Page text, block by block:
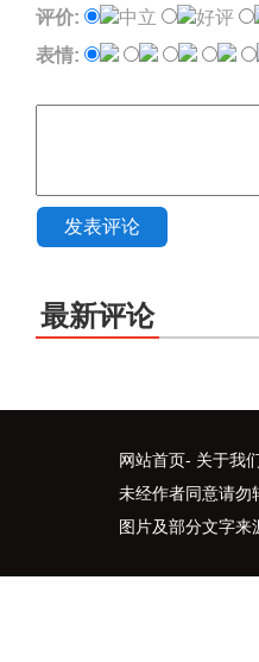
评价:
中立 好评
表情:
发表评论
最新评论
网站首页- 关于我
未经作者同意请
图片及部分文字来